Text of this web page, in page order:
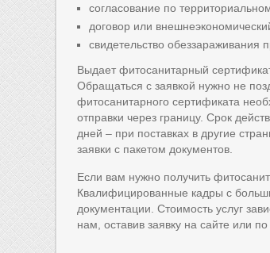
согласование по
договор или
свидетельство обеззараживания
Выдает фитосанитарный
Обращаться с заявкой нужно не
фитосанитарного сертификата
отправки через границу. Срок
дней – при поставках в другие
заявки с пакетом документов.
Если вам нужно получить
Квалифицированные кадры с
документации. Стоимость услуг
нам, оставив заявку на сайте или